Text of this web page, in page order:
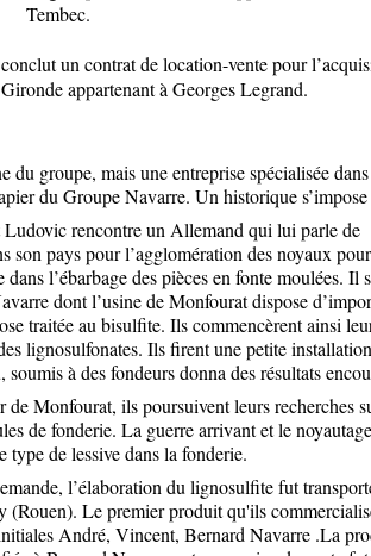
Tembec.
un contrat de location-vente pour
appartenant à Georges Legrand.
du groupe, mais une entreprise spécialisée
du Groupe Navarre. Un historique
rencontre un Allemand qui lui parle de
son pays pour l’agglomération des noyaux
l’ébarbage des pièces en fonte moulées. Il
dont l’usine de Monfourat dispose
traitée au bisulfite. Ils commencèrent ainsi
lignosulfonates. Ils firent une petite
à des fondeurs donna des résultats
de Monfourat, ils poursuivent leurs recherches
de fonderie. La guerre arrivant et le
ce type de lessive dans la fonderie.
l’élaboration du lignosulfite fut
(Rouen). Le premier produit qu'ils
André, Vincent, Bernard Navarre .La